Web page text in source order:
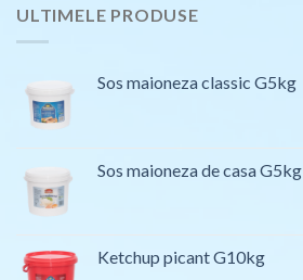
ULTIMELE PRODUSE
Sos maioneza classic G5kg
Sos maioneza de casa G5kg
Ketchup picant G10kg